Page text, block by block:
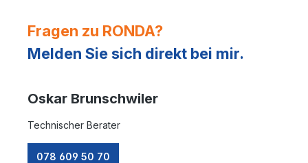
Fragen zu RONDA?
Melden Sie sich direkt bei mir.
Oskar Brunschwiler
Technischer Berater
078 609 50 70